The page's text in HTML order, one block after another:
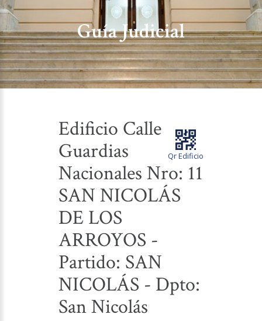
Guía Judicial
Qr Edificio
Edificio Calle
Guardias
Nacionales Nro: 11
SAN NICOLÁS
DE LOS
ARROYOS -
Partido: SAN
NICOLÁS - Dpto:
San Nicolás